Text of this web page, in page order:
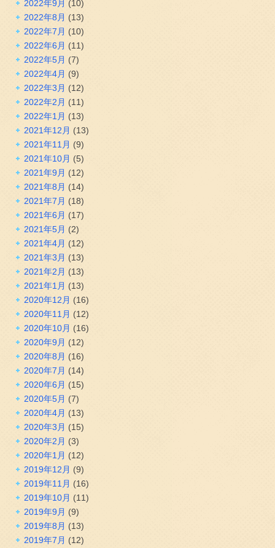
2022年9月 (10)
2022年8月 (13)
2022年7月 (10)
2022年6月 (11)
2022年5月 (7)
2022年4月 (9)
2022年3月 (12)
2022年2月 (11)
2022年1月 (13)
2021年12月 (13)
2021年11月 (9)
2021年10月 (5)
2021年9月 (12)
2021年8月 (14)
2021年7月 (18)
2021年6月 (17)
2021年5月 (2)
2021年4月 (12)
2021年3月 (13)
2021年2月 (13)
2021年1月 (13)
2020年12月 (16)
2020年11月 (12)
2020年10月 (16)
2020年9月 (12)
2020年8月 (16)
2020年7月 (14)
2020年6月 (15)
2020年5月 (7)
2020年4月 (13)
2020年3月 (15)
2020年2月 (3)
2020年1月 (12)
2019年12月 (9)
2019年11月 (16)
2019年10月 (11)
2019年9月 (9)
2019年8月 (13)
2019年7月 (12)